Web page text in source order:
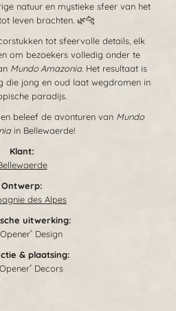
natuur en mystieke sfeer van het
leven brachten. 🌿🐆
tot sfeervolle details, elk
om bezoekers volledig onder te
Mundo Amazonia. Het resultaat is
die jong en oud laat wegdromen in
paradijs.
beleef de avonturen van Mundo
in Bellewaerde!
Klant:
Ontwerp:
des Alpes
uitwerking:
®Design
& plaatsing:
®Decors